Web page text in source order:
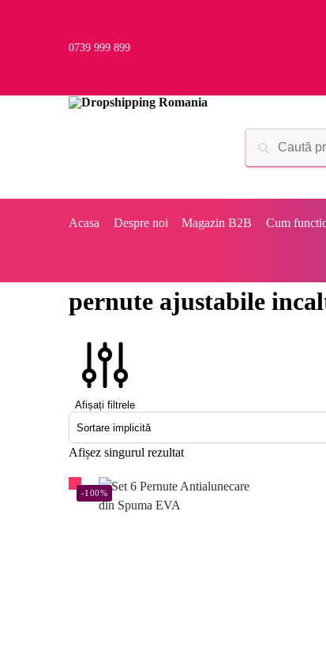
0739 999 899
Acasa Despre noi Magazin B2B Cum
pernute ajustabile
Afișați filtrele
Afișez singurul rezultat
-100%